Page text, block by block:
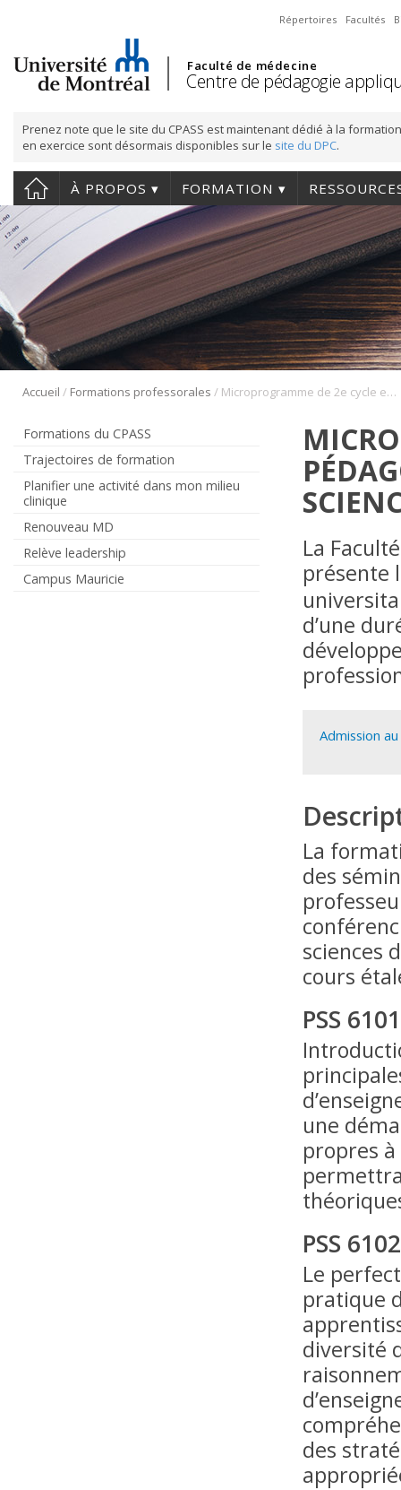
Répertoires Facultés
Faculté de médecine
Centre de pédagogie
Prenez note que le site du CPASS est maintenant dédié à la
en exercice sont désormais disponibles sur le site du DPC.
À PROPOS FORMATION
Accueil / Formations professorales / Microprogramme de 2e cycle en pédagogie universitaire des sciences de la santé
Formations du CPASS
Trajectoires de formation
Planifier une activité dans mon milieu
clinique
Renouveau MD
Relève leadership
Campus Mauricie
La
présente
d’une
Admission
La
des
sciences
cours
PSS
une
propres
PSS
Le
pratique
diversité
des